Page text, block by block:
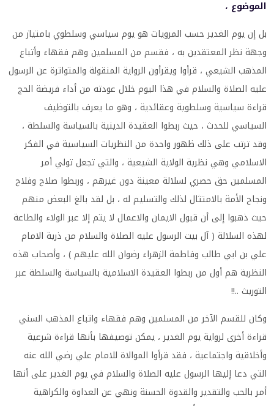
الموضوع ،
بل إن يوم الغدير حسب المرويات هو يوم سياسي وسلطوي بامتياز من
وجهة نظر المعتقدين به ، فقسم من المسلمين وهم فقهاء وأتباع
المذهب الشيعي ، قرأوا ويقرأون الرواية المنقولة والمتواترة عن الرسول
عليه الصلاة والسلام في هذا اليوم خلال عودته من أداء فريضة الحج
قراءة سياسية وسلطوية وعقائدية ، وهو ما يعرف بالتوظيف
السياسي للحدث ، حيث ربطوا العقيدة الدينية بالسياسة والسلطة ،
وقد ترتب على ذلك ظهور واحدة من النظريات السياسية في الفكر
الاسلامي وهي نظرية الولاية الشيعية ، والتي تجعل تولي أمر
المسلمين حق حصري لسلالة معينة دون غيرهم ، وربطوا صلاح وفلاح
ونجاح الأمة بالامتثال لذلك والتسليم له ، بل لقد بالغ البعض منهم
حيث ذهبوا إلى أن قبول الايمان والاعمال لا يتم إلا عبر الولاء والطاعة
لهذه السلالة ( آل بيت الرسول عليه الصلاة والسلام من ذرية الامام
علي بن ابي طالب وفاطمة الزهراء رضوان الله عليهم ) ، وأصحاب هذه
النظرية هم أول من ربطوا العقيدة الاسلامية بالسياسة والسلطة عبر
التوريث ..!!
وكان للقسم الآخر من المسلمين وهم فقهاء واتباع المذهب السني
قراءة أخرى لرواية يوم الغدير ، يمكن توصيفها بأنها قراءة شرعية
وأخلاقية واجتماعية ، فقد قرأوا الموالاة للامام علي رضي الله عنه
التي دعا إليها الرسول عليه الصلاة والسلام في يوم الغدير على أنها
أمر بالحب والتقدير والقدوة الحسنة ونهي عن العداوة والكراهية